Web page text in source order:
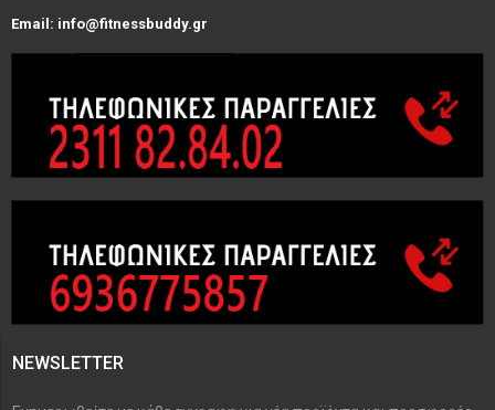
Email: info@fitnessbuddy.gr
NEWSLETTER